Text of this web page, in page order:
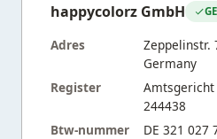
happycolorz GmbH
Adres
Zeppelinstr.
Germany
Register
Amtsgericht
244438
Btw-nummer
DE 321 027